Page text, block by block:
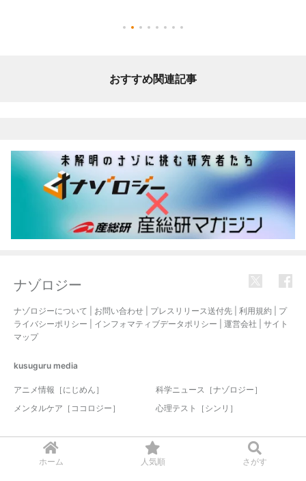
ホーム 人気順 さがす
おすすめ関連記事
ナゾロジー
ナゾロジーについて お問い合わせ プレスリリース送付先 利用規約
プ
ライバシーポリシー
インフォマティブデータポリシー 運営会社
サイト
マップ
kusuguru media
アニメ情報［にじめん］
科学ニュース［ナゾロジー］
メンタルケア［ココロジー］
心理テスト［シンリ］
© 2017-2026 nazology. all rights reserved.